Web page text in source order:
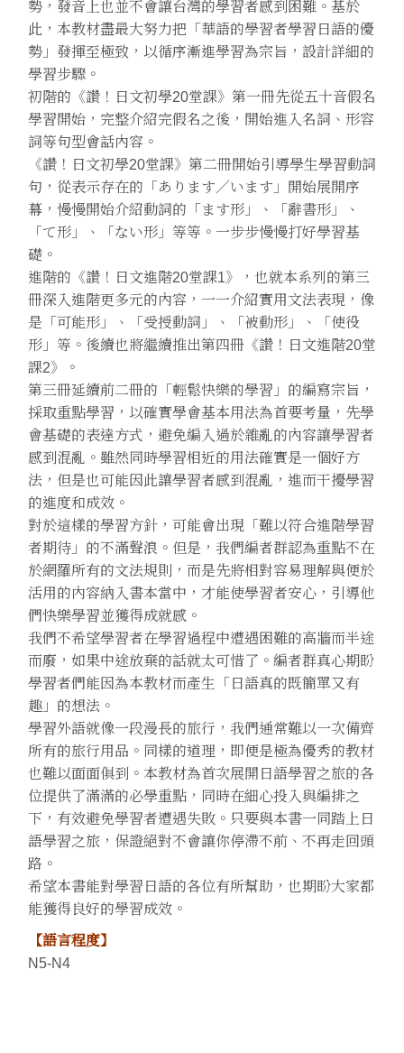
勢，發音上也並不會讓台灣的學習者感到困難。基於
此，本教材盡最大努力把「華語的學習者學習日語的優
勢」發揮至極致，以循序漸進學習為宗旨，設計詳細的
學習步驟。
初階的《讚！日文初學20堂課》第一冊先從五十音假名
學習開始，完整介紹完假名之後，開始進入名詞、形容
詞等句型會話內容。
《讚！日文初學20堂課》第二冊開始引導學生學習動詞
句，從表示存在的「あります／います」開始展開序
幕，慢慢開始介紹動詞的「ます形」、「辭書形」、
「て形」、「ない形」等等。一步步慢慢打好學習基
礎。
進階的《讚！日文進階20堂課1》，也就本系列的第三
冊深入進階更多元的內容，一一介紹實用文法表現，像
是「可能形」、「受授動詞」、「被動形」、「使役
形」等。後續也將繼續推出第四冊《讚！日文進階20堂
課2》。
第三冊延續前二冊的「輕鬆快樂的學習」的編寫宗旨，
採取重點學習，以確實學會基本用法為首要考量，先學
會基礎的表達方式，避免編入過於雜亂的內容讓學習者
感到混亂。雖然同時學習相近的用法確實是一個好方
法，但是也可能因此讓學習者感到混亂，進而干擾學習
的進度和成效。
對於這樣的學習方針，可能會出現「難以符合進階學習
者期待」的不滿聲浪。但是，我們編者群認為重點不在
於網羅所有的文法規則，而是先將相對容易理解與便於
活用的內容納入書本當中，才能使學習者安心，引導他
們快樂學習並獲得成就感。
我們不希望學習者在學習過程中遭遇困難的高牆而半途
而廢，如果中途放棄的話就太可惜了。編者群真心期盼
學習者們能因為本教材而產生「日語真的既簡單又有
趣」的想法。
學習外語就像一段漫長的旅行，我們通常難以一次備齊
所有的旅行用品。同樣的道理，即便是極為優秀的教材
也難以面面俱到。本教材為首次展開日語學習之旅的各
位提供了滿滿的必學重點，同時在細心投入與編排之
下，有效避免學習者遭遇失敗。只要與本書一同踏上日
語學習之旅，保證絕對不會讓你停滯不前、不再走回頭
路。
希望本書能對學習日語的各位有所幫助，也期盼大家都
能獲得良好的學習成效。
【語言程度】
N5-N4